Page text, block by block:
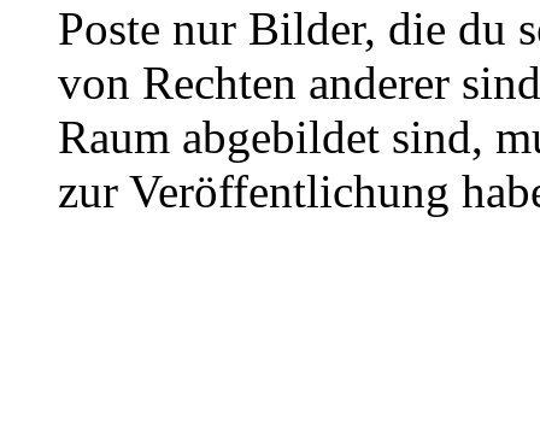
Poste nur Bilder, die du
von Rechten anderer
Raum abgebildet sind,
zur Veröffentlichung